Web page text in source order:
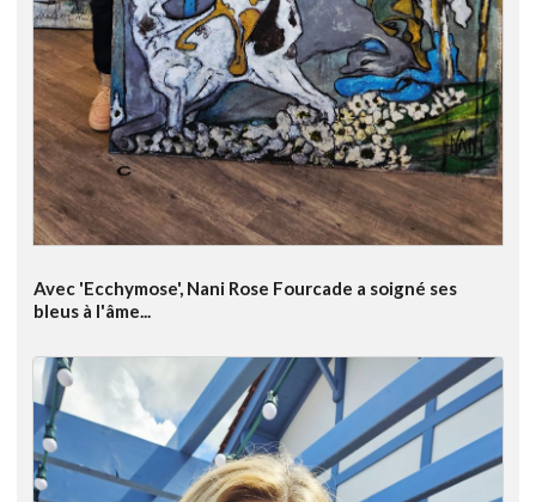
Avec 'Ecchymose', Nani Rose Fourcade a soigné ses
bleus à l'âme...